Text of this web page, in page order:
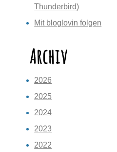
Thunderbird)
Mit bloglovin folgen
Archiv
2026
2025
2024
2023
2022